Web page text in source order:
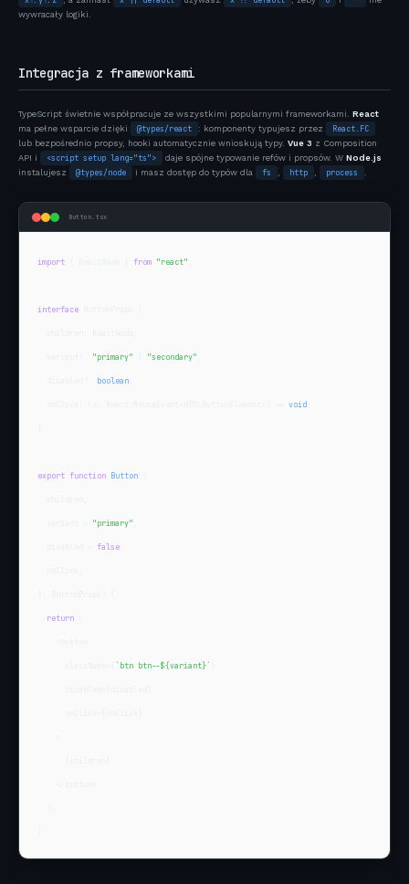
wywracały logiki.
Integracja z frameworkami
TypeScript świetnie współpracuje ze wszystkimi popularnymi frameworkami. React
ma pełne wsparcie dzięki
@types/react : komponenty typujesz przez React.FC
lub bezpośrednio propsy, hooki automatycznie wnioskują typy. Vue 3 z Composition
API i
<script setup lang="ts"> daje spójne typowanie refów i propsów. W Node.js
instalujesz
@types/node i masz dostęp do typów dla fs http process
Button.tsx
import from "react"
interface
"primary" "secondary"
boolean
void
export function Button
"primary"
false
return
`btn btn--${variant} `